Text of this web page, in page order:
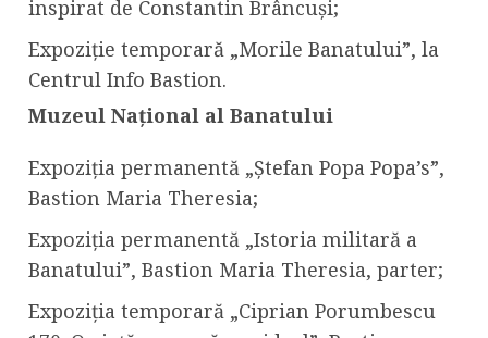
inspirat de Constantin Brâncuși;
Expoziție temporară „Morile Banatului”, la
Centrul Info Bastion.
Muzeul Național al Banatului
Expoziția permanentă „Ștefan Popa Popa’s”,
Bastion Maria Theresia;
Expoziția permanentă „Istoria militară a
Banatului”, Bastion Maria Theresia, parter;
Expoziția temporară „Ciprian Porumbescu